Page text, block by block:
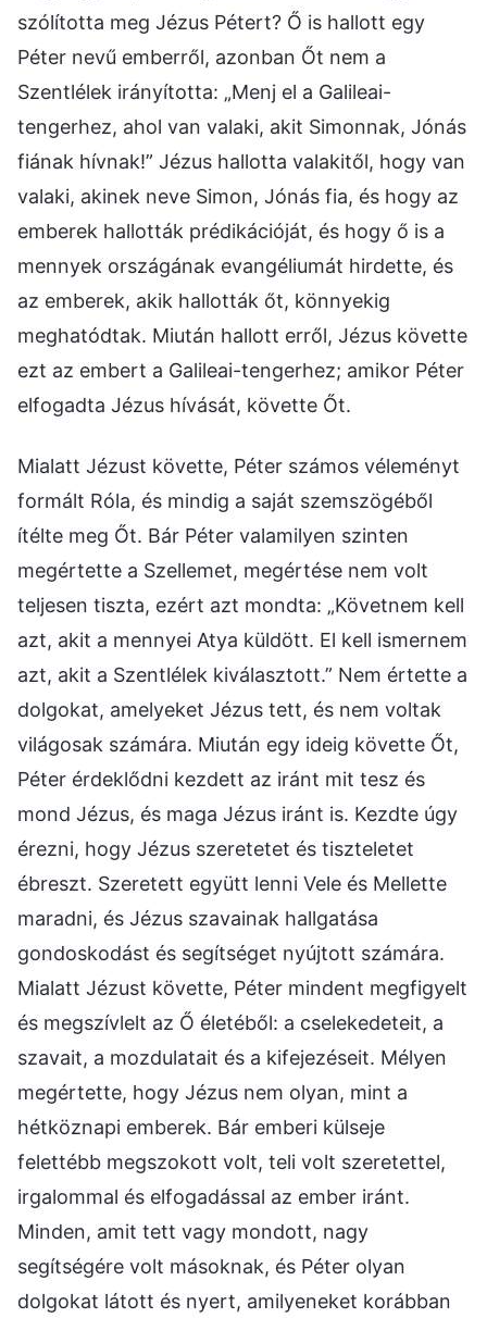
szólította meg Jézus Pétert? Ő is hallott egy
Péter nevű emberről, azonban Őt nem a
Szentlélek irányította: „Menj el a Galileai-
tengerhez, ahol van valaki, akit Simonnak, Jónás
fiának hívnak!” Jézus hallotta valakitől, hogy van
valaki, akinek neve Simon, Jónás fia, és hogy az
emberek hallották prédikációját, és hogy ő is a
mennyek országának evangéliumát hirdette, és
az emberek, akik hallották őt, könnyekig
meghatódtak. Miután hallott erről, Jézus követte
ezt az embert a Galileai-tengerhez; amikor Péter
elfogadta Jézus hívását, követte Őt.
Mialatt Jézust követte, Péter számos véleményt
formált Róla, és mindig a saját szemszögéből
ítélte meg Őt. Bár Péter valamilyen szinten
megértette a Szellemet, megértése nem volt
teljesen tiszta, ezért azt mondta: „Követnem kell
azt, akit a mennyei Atya küldött. El kell ismernem
azt, akit a Szentlélek kiválasztott.” Nem értette a
dolgokat, amelyeket Jézus tett, és nem voltak
világosak számára. Miután egy ideig követte Őt,
Péter érdeklődni kezdett az iránt mit tesz és
mond Jézus, és maga Jézus iránt is. Kezdte úgy
érezni, hogy Jézus szeretetet és tiszteletet
ébreszt. Szeretett együtt lenni Vele és Mellette
maradni, és Jézus szavainak hallgatása
gondoskodást és segítséget nyújtott számára.
Mialatt Jézust követte, Péter mindent megfigyelt
és megszívlelt az Ő életéből: a cselekedeteit, a
szavait, a mozdulatait és a kifejezéseit. Mélyen
megértette, hogy Jézus nem olyan, mint a
hétköznapi emberek. Bár emberi külseje
felettébb megszokott volt, teli volt szeretettel,
irgalommal és elfogadással az ember iránt.
Minden, amit tett vagy mondott, nagy
segítségére volt másoknak, és Péter olyan
dolgokat látott és nyert, amilyeneket korábban